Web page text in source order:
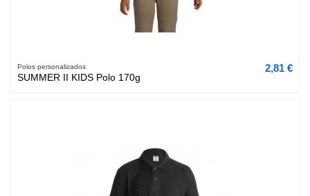
Polos personalizados
SUMMER II KIDS Polo 170g
2,81 €